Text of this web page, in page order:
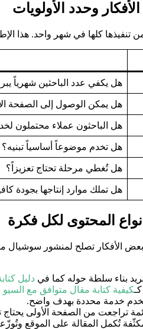
وحدد الأولويات
تنفيذها كلها في شهر واحد. هذا
هل يكفي عدد الباحثين شهرياً
هل يمكن الوصول إلى الصفحة
هل الباحثون عملاء محتملون
هل تخدم موضوعاً أساسياً تبنيه؟
هل تُغطي مرحلة تحتاج تعزيزاً؟
هل تملك موارد إنتاجها بجودة
المحتوى لكل فكرة
الأفكار تصلح لمنشور سوشيال
بناء سلطة حوله كما في دليل
كيفية كتابة مقال متوافق مع السيو
خدمة محددة بهدف واضح.
تراجعت من الصفحة الأولى يحتاج
تُكمل المقالة على الموقع